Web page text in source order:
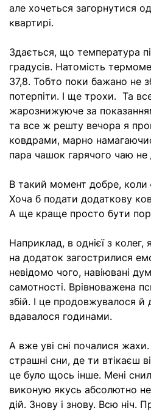
але хочеться загорнутися
квартирі.
Здається, що температура
градусів. Натомість
37,8. Тобто поки бажано не
потерпіти. І ще трохи. Та
жарознижуюче за
та все ж решту вечора я
ковдрами, марно
пара чашок гарячого чаю не
В такий момент добре,
Хоча б подати додаткову
А ще краще просто бути
Наприклад, в однієї з
на додаток загострилися
невідомо чого, навіювані
самотності. Врівноважена
збій. І це продовжувалося й
вдавалося годинами.
А вже уві сні почалися
страшні сни, де ти втікаєш
це було щось інше. Мені
виконую якусь абсолютно
дій. Знову і знову. Всю